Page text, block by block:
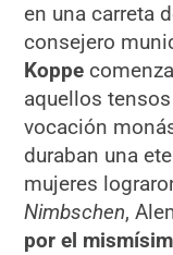
en una carreta
consejero
Koppe
aquellos
vocación
duraban una
mujeres
Nimbschen,
por el